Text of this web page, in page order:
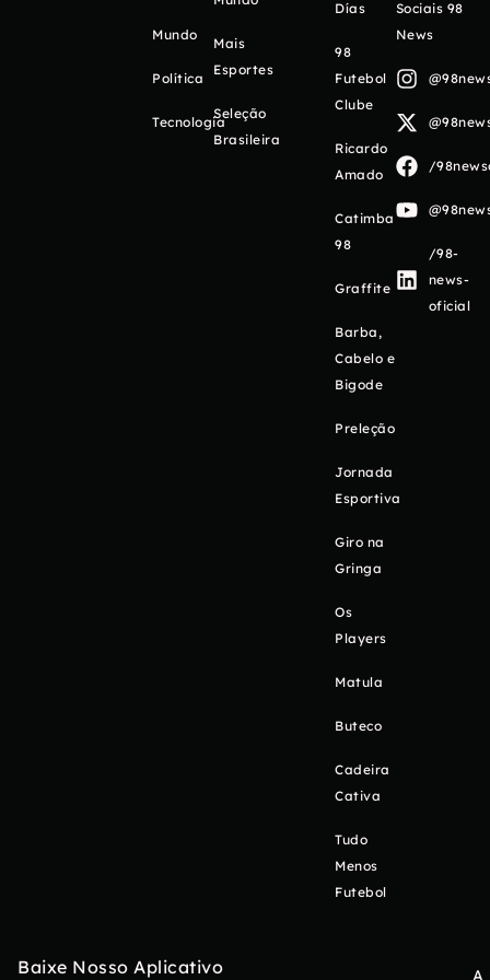
Mundo
Política
Tecnologia
Mais
Esportes
Seleção
Brasileira
Días
98
Futebol
Clube
Ricardo
Amado
Catimba
98
Graffite
Barba,
Cabelo e
Bigode
Preleção
Jornada
Esportiva
Giro na
Gringa
Os
Players
Matula
Buteco
Cadeira
Cativa
Tudo
Menos
Futebol
Sociais 98
News
/
/98-
news-
oficial
Baixe Nosso Aplicativo
A